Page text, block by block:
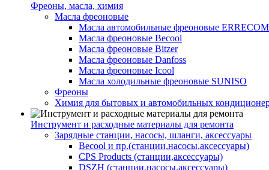
Фреоны, масла, химия
Масла фреоновые
Масла автомобильные фреоновые ERRECOM
Масла фреоновые Becool
Масла фреоновые Bitzer
Масла фреоновые Danfoss
Масла фреоновые Icool
Масла холодильные фреоновые SUNISO
Фреоны
Химия для бытовых и автомобильных
Инструмент и расходные материалы для ремонта
Зарядные станции, насосы, шланги, аксессуары
Becool и пр.(станции,насосы,аксессуары)
CPS Products (станции,аксессуары)
DSZH (станции,насосы,аксессуары)